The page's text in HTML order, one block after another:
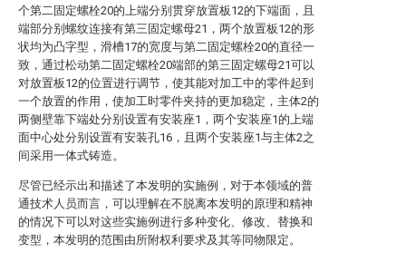
个第二固定螺栓20的上端分别贯穿放置板12的下端面，且
端部分别螺纹连接有第三固定螺母21，两个放置板12的形
状均为凸字型，滑槽17的宽度与第二固定螺栓20的直径一
致，通过松动第二固定螺栓20端部的第三固定螺母21可以
对放置板12的位置进行调节，使其能对加工中的零件起到
一个放置的作用，使加工时零件夹持的更加稳定，主体2的
两侧壁靠下端处分别设置有安装座1，两个安装座1的上端
面中心处分别设置有安装孔16，且两个安装座1与主体2之
间采用一体式铸造。
尽管已经示出和描述了本发明的实施例，对于本领域的普
通技术人员而言，可以理解在不脱离本发明的原理和精神
的情况下可以对这些实施例进行多种变化、修改、替换和
变型，本发明的范围由所附权利要求及其等同物限定。